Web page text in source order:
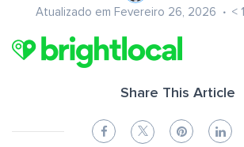
Atualizado em Fevereiro 26, 2026 < 1
Share This Article